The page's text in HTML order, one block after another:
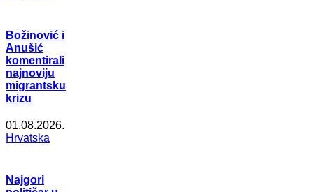
Božinović i
Anušić
komentirali
najnoviju
migrantsku
krizu
01.08.2026.
Hrvatska
Najgori